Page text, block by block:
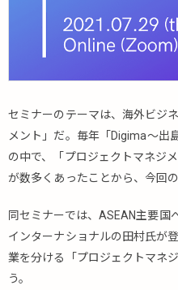
セミナーのテーマは、海外ビジ
メント」だ。毎年「Digima〜出
の中で、「プロジェクトマネジ
が数多くあったことから、今回
同セミナーでは、ASEAN主要国
インターナショナルの田村氏が
業を分ける「プロジェクトマネ
う。